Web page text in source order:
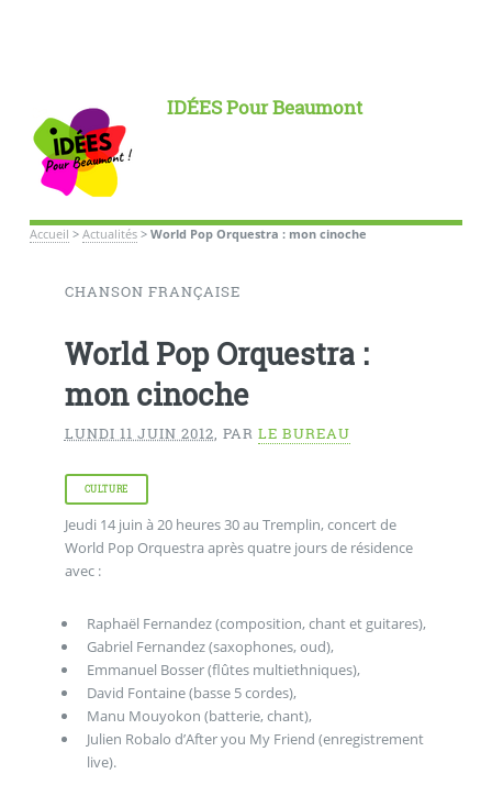
IDÉES Pour Beaumont
Accueil > Actualités> World Pop Orquestra : mon cinoche
CHANSON FRANÇAISE
World Pop Orquestra :
mon cinoche
LUNDI 11 JUIN 2012, PAR LE BUREAU
CULTURE
Jeudi 14 juin à 20 heures 30 au Tremplin, concert de
World Pop Orquestra après quatre jours de résidence
avec :
Raphaël Fernandez (composition, chant et guitares),
Gabriel Fernandez (saxophones, oud),
Emmanuel Bosser (flûtes multiethniques),
David Fontaine (basse 5 cordes),
Manu Mouyokon (batterie, chant),
Julien Robalo d’After you My Friend (enregistrement
live).